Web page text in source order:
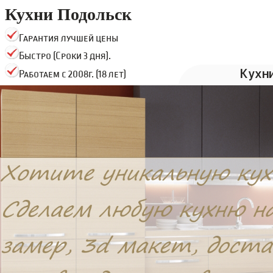
Кухни Подольск
Гарантия лучшей цены
Быстро (Сроки 3 дня).
Работаем с 2008г. (18 лет)